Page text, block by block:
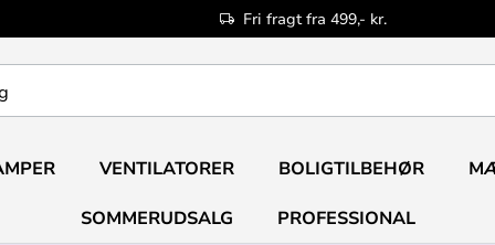
Fri fragt fra 499,- kr.
VENTILATORER BOLIGTILBEHØR
SOMMERUDSALG
PROFESSIONAL